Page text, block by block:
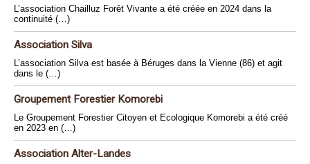
L’association Chailluz Forêt Vivante a été créée en 2024 dans la
continuité (…)
Association Silva
L’association Silva est basée à Béruges dans la Vienne (86) et agit
dans le (…)
Groupement Forestier Komorebi
Le Groupement Forestier Citoyen et Ecologique Komorebi a été créé
en 2023 en (…)
Association Alter-Landes